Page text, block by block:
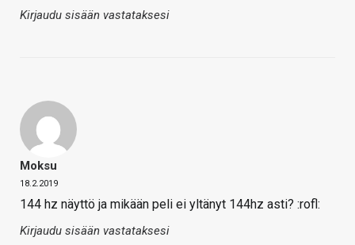
Kirjaudu sisään vastataksesi
Moksu
18.2.2019
144 hz näyttö ja mikään peli ei yltänyt 144hz asti? :rofl:
Kirjaudu sisään vastataksesi